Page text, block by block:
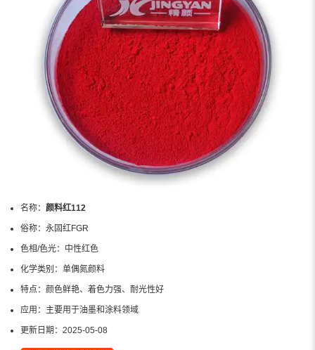
名称： 颜料红112
俗称： 永固红FGR
色相/色光： 中性红色
化学类别： 单偶氮颜料
特点： 颜色鲜艳、着色力强、耐光性好
应用： 主要用于油墨和涂料领域
更新日期： 2025-05-08